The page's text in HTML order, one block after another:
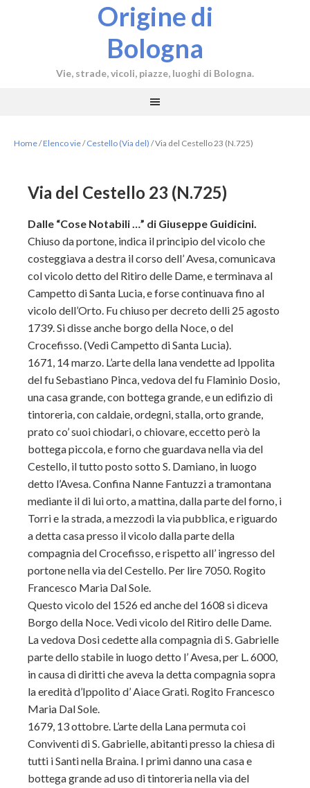
Origine di
Bologna
Vie, strade, vicoli, piazze, luoghi di Bologna.
Home/Elenco vie/ Cestello (Via del) /Via del Cestello 23 (N.725)
Via del Cestello 23 (N.725)
Dalle “Cose Notabili …” di Giuseppe Guidicini.
Chiuso da portone, indica il principio del vicolo che
costeggiava a destra il corso dell’ Avesa, comunicava
col vicolo detto del Ritiro delle Dame, e terminava al
Campetto di Santa Lucia, e forse continuava fino al
vicolo dell’Orto. Fu chiuso per decreto delli 25 agosto
1739. Si disse anche borgo della Noce, o del
Crocefisso. (Vedi Campetto di Santa Lucia).
1671, 14 marzo. L’arte della lana vendette ad Ippolita
del fu Sebastiano Pinca, vedova del fu Flaminio Dosio,
una casa grande, con bottega grande, e un edifizio di
tintoreria, con caldaie, ordegni, stalla, orto grande,
prato co’ suoi chiodari, o chiovare,eccetto però la
bottega piccola, e forno che guardava nella via del
Cestello, il tutto posto sotto S. Damiano, in luogo
detto l’Avesa. Confina Nanne Fantuzzi a tramontana
mediante il di lui orto, a mattina, dalla parte del forno, i
Torri e la strada, a mezzodì la via pubblica, e riguardo
a detta casa presso il vicolo dalla parte della
compagnia del Crocefisso, e rispetto all’ ingresso del
portone nella via del Cestello. Per lire 7050. Rogito
Francesco Maria Dal Sole.
Questo vicolo del 1526 ed anche del 1608 si diceva
Borgo della Noce. Vedi vicolo del Ritiro delle Dame.
La vedova Dosi cedette alla compagnia di S. Gabrielle
parte dello stabile in luogo detto l’ Avesa, per L. 6000,
in causa di diritti che aveva la detta compagnia sopra
la eredità d’Ippolito d’ Aiace Grati. Rogito Francesco
Maria Dal Sole.
1679, 13 ottobre. L’arte della Lana permuta coi
Conviventi di S. Gabrielle, abitanti presso la chiesa di
tutti i Santi nella Braina. I primi danno una casa e
bottega grande ad uso di tintoreria nella via del